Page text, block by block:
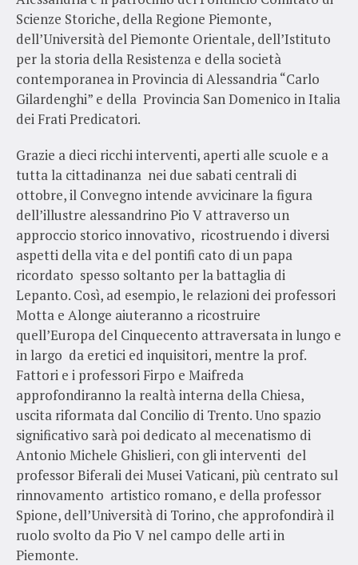
Scienze Storiche, della Regione Piemonte,
dell’Università del Piemonte Orientale, dell’Istituto
per la storia della Resistenza e della società
contemporanea in Provincia di Alessandria “Carlo
Gilardenghi” e della Provincia San Domenico in Italia
dei Frati Predicatori.
Grazie a dieci ricchi interventi, aperti alle scuole e a
tutta la cittadinanza nei due sabati centrali di
ottobre, il Convegno intende avvicinare la figura
dell’illustre alessandrino Pio V attraverso un
approccio storico innovativo, ricostruendo i diversi
aspetti della vita e del pontifi cato di un papa
ricordato spesso soltanto per la battaglia di
Lepanto. Così, ad esempio, le relazioni dei professori
Motta e Alonge aiuteranno a ricostruire
quell’Europa del Cinquecento attraversata in lungo e
in largo da eretici ed inquisitori, mentre la prof.
Fattori e i professori Firpo e Maifreda
approfondiranno la realtà interna della Chiesa,
uscita riformata dal Concilio di Trento. Uno spazio
significativo sarà poi dedicato al mecenatismo di
Antonio Michele Ghislieri, con gli interventi del
professor Biferali dei Musei Vaticani, più centrato sul
rinnovamento artistico romano, e della professor
Spione, dell’Università di Torino, che approfondirà il
ruolo svolto da Pio V nel campo delle arti in
Piemonte.